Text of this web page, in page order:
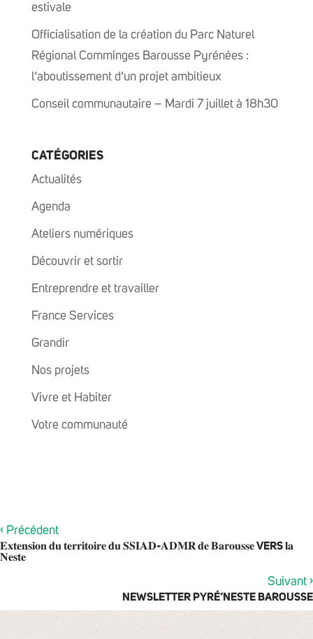
estivale
Officialisation de la création du Parc Naturel
Régional Comminges Barousse Pyrénées :
l’aboutissement d’un projet ambitieux
Conseil communautaire – Mardi 7 juillet à 18h30
CATÉGORIES
Actualités
Agenda
Ateliers numériques
Découvrir et sortir
Entreprendre et travailler
France Services
Grandir
Nos projets
Vivre et Habiter
Votre communauté
‹ Précédent
𝐄𝐱𝐭𝐞𝐧𝐬𝐢𝐨𝐧 𝐝𝐮 𝐭𝐞𝐫𝐫𝐢𝐭𝐨𝐢𝐫𝐞 𝐝𝐮 𝐒𝐒𝐈𝐀𝐃-𝐀𝐃𝐌𝐑 𝐝𝐞 𝐁𝐚𝐫𝐨𝐮𝐬𝐬𝐞 VERS 𝐥𝐚
𝐍𝐞𝐬𝐭𝐞
Suivant ›
NEWSLETTER PYRÉ’NESTE BAROUSSE